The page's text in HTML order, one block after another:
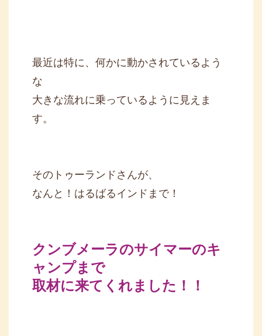
最近は特に、何かに動かされているよう
な
大きな流れに乗っているように見えま
す。
そのトゥーランドさんが、
なんと！はるばるインドまで！
クンブメーラのサイマーのキ
ャンプまで
取材に来てくれました！！